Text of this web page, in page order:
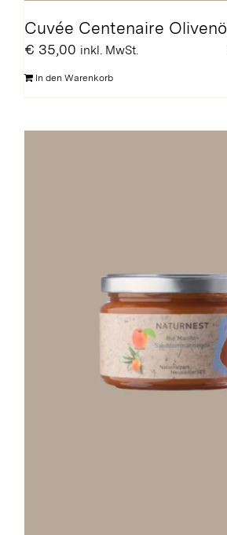
Cuvée Centenaire
€ 35,00 inkl. MwSt.
In den Warenkorb